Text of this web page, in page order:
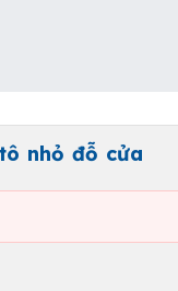
nhỏ đỗ cửa